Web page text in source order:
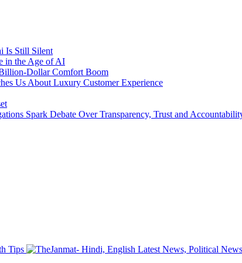
Is Still Silent
in the Age of AI
Dollar Comfort Boom
Us About Luxury Customer Experience
Spark Debate Over Transparency, Trust and